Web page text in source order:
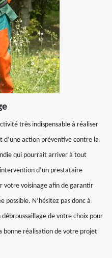
très indispensable à réaliser
d’une action préventive contre la
qui pourrait arriver à tout
d’un prestataire
votre voisinage afin de garantir
possible. N’hésitez pas donc à
de votre choix pour
bonne réalisation de votre projet